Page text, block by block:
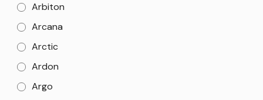
Arbiton
Arcana
Arctic
Ardon
Argo